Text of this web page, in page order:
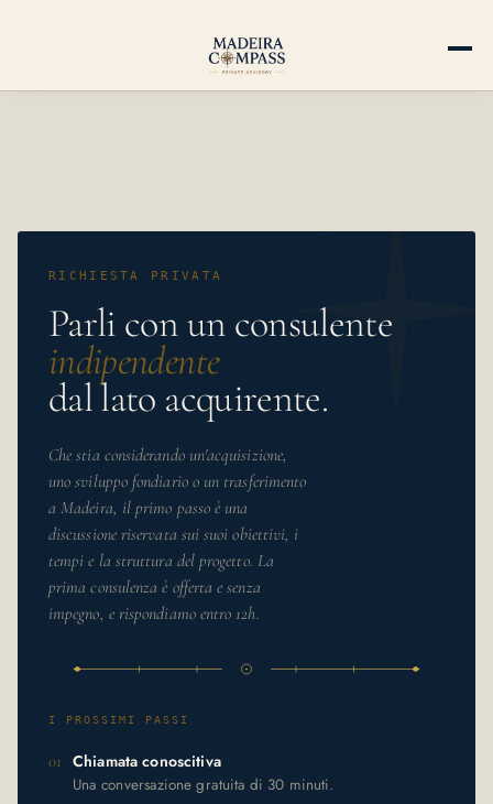
RICHIESTA PRIVATA
Parli con un consulente
indipendente
dal lato acquirente.
Che stia considerando un'acquisizione,
uno sviluppo fondiario o un trasferimento
a Madeira, il primo passo è una
discussione riservata sui suoi obiettivi, i
tempi e la struttura del progetto. La
prima consulenza è offerta e senza
impegno, e rispondiamo entro 12h.
I PROSSIMI PASSI
01 Chiamata conoscitiva
Una conversazione gratuita di 30 minuti.